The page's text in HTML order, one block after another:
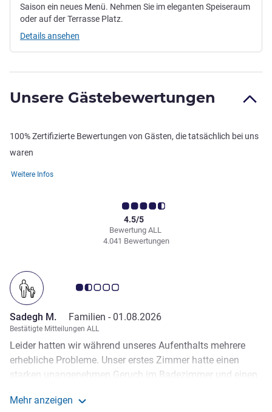
Saison ein neues Menü. Nehmen Sie im eleganten Speiseraum
oder auf der Terrasse Platz.
Details ansehen
Unsere Gästebewertungen
100% Zertifizierte Bewertungen von Gästen, die tatsächlich bei uns
waren
Weitere Infos
Bewertung ALL
4.5/5
4.041 Bewertungen
Note Kundenmeinungen 1.5/5
Sadegh M. Familien - 01.08.2026
Bestätigte Mitteilungen ALL
Leider hatten wir während unseres Aufenthalts mehrere
erhebliche Probleme. Unser erstes Zimmer hatte einen
starken unangenehmen Geruch im Badezimmer und einen
an der Rezeption meldeten, wurde uns zunächst mitgeteilt,
Mehr anzeigen